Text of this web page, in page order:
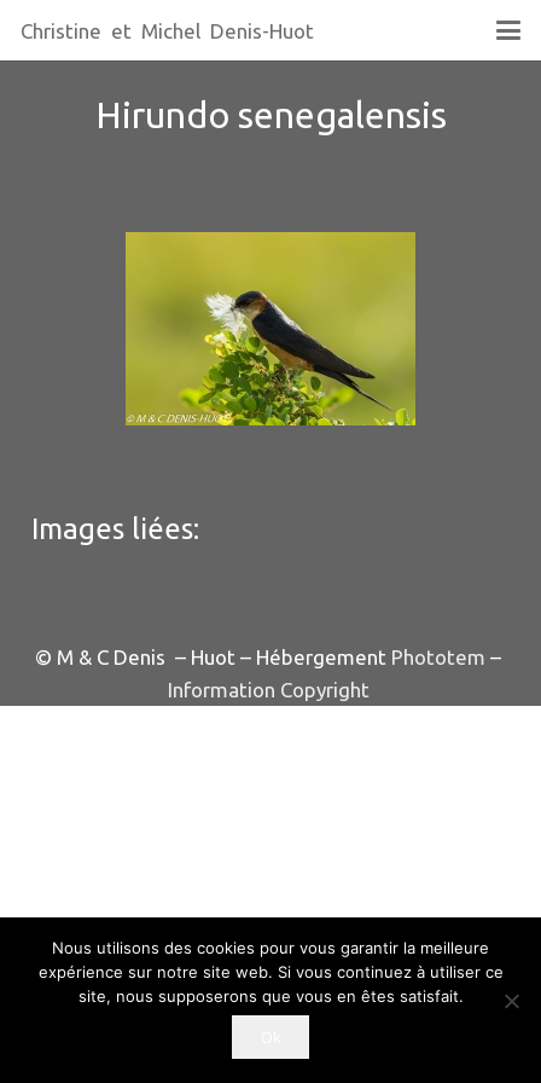
Christine et Michel Denis-Huot
Hirundo senegalensis
Images liées:
© M & C Denis – Huot – Hébergement Phototem –
Information Copyright
Nous utilisons des cookies pour vous garantir la meilleure
expérience sur notre site web. Si vous continuez à utiliser ce
site, nous supposerons que vous en êtes satisfait.